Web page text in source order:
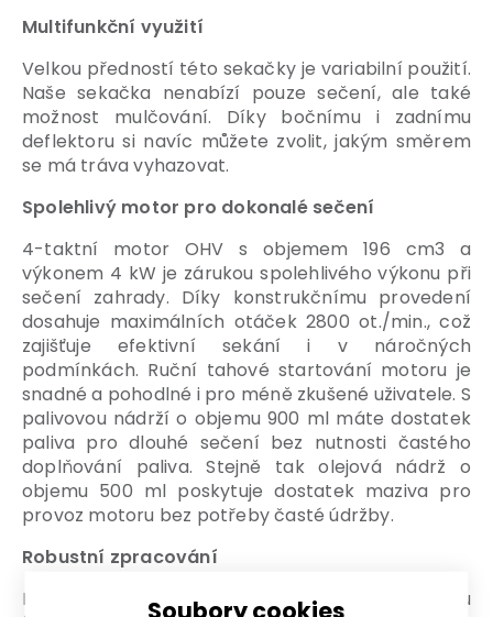
Multifunkční využití
Velkou předností této sekačky je variabilní použití.
Naše sekačka nenabízí pouze sečení, ale také
možnost mulčování. Díky bočnímu i zadnímu
deflektoru si navíc můžete zvolit, jakým směrem
se má tráva vyhazovat.
Spolehlivý motor pro dokonalé sečení
4-taktní motor OHV s objemem 196 cm3 a
výkonem 4 kW je zárukou spolehlivého výkonu při
sečení zahrady. Díky konstrukčnímu provedení
dosahuje maximálních otáček 2800 ot./min., což
zajišťuje efektivní sekání i v náročných
podmínkách. Ruční tahové startování motoru je
snadné a pohodlné i pro méně zkušené uživatele. S
palivovou nádrží o objemu 900 ml máte dostatek
paliva pro dlouhé sečení bez nutnosti častého
doplňování paliva. Stejně tak olejová nádrž o
objemu 500 ml poskytuje dostatek maziva pro
provoz motoru bez potřeby časté údržby.
Robustní zpracování
Robustní ocelové tělo sekačky zajišťuje dlouhou
Soubory cookies